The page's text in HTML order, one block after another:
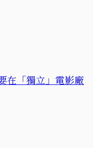
在「獨立」電影廠